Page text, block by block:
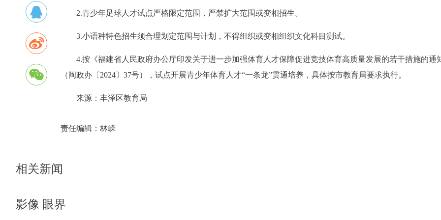
2.青少年足球人才试点严格限定范围，严禁扩大范围或变相招生。
3.小语种特色招生须合理划定范围与计划，不得组织或变相组织文化科目测试。
4.按《福建省人民政府办公厅印发关于进一步加强体育人才保障促进竞技体育高质量发展的若干措施的通
（闽政办〔2024〕37号），试点开展青少年体育人才“一条龙”贯通培养，具体按市教育局要求执行。
来源：丰泽区教育局
责任编辑： 林嵘
相关新闻
影像 眼界